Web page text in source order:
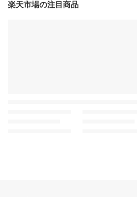
楽天市場の注目商品